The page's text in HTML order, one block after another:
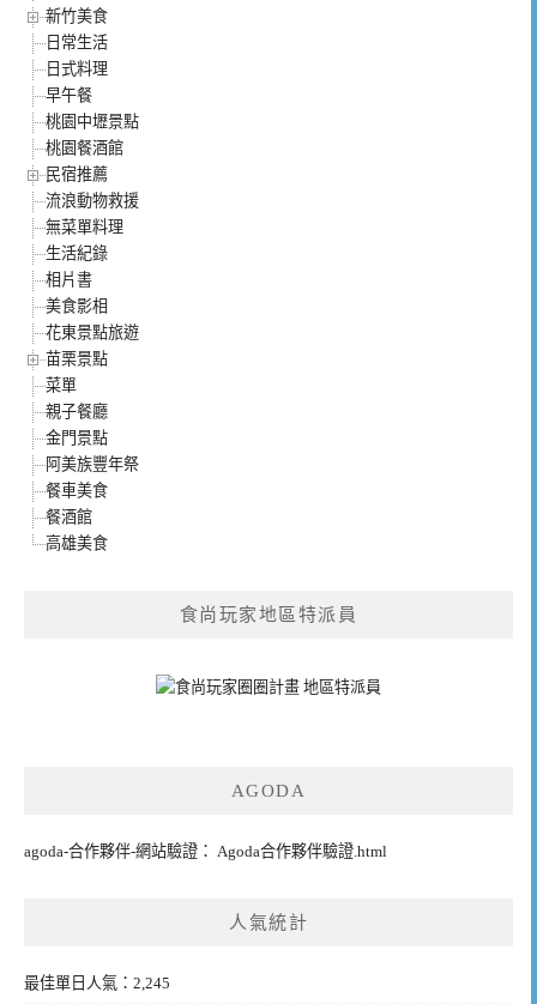
新竹美食
日常生活
日式料理
早午餐
桃園中壢景點
桃園餐酒館
民宿推薦
流浪動物救援
無菜單料理
生活紀錄
相片書
美食影相
花東景點旅遊
苗栗景點
菜單
親子餐廳
金門景點
阿美族豐年祭
餐車美食
餐酒館
高雄美食
食尚玩家地區特派員
AGODA
agoda-合作夥伴-網站驗證： Agoda合作夥伴驗證.html
人氣統計
最佳單日人氣：2,245